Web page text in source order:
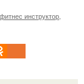
фитнес инструктор,